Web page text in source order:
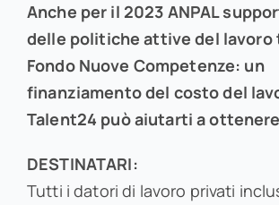
Anche per il 2023 ANPAL
delle politiche attive del lavoro
Fondo Nuove Competenze: un
finanziamento del costo del
Talent24 può aiutarti a
DESTINATARI:
Tutti i datori di lavoro privati